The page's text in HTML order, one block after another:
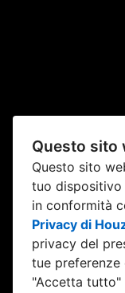
Questo sito
Questo sito
tuo
in conformità
Privacy di
privacy del
tue preferenze
"Accetta